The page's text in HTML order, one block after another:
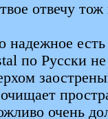
отвечу
надежное
по Русски
очень